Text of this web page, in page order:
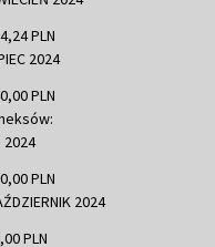
PLN
2024
PLN
2024
PLN
2024
PLN